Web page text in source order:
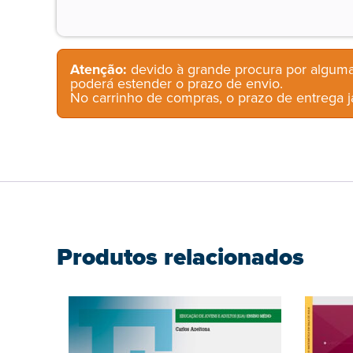
Atenção: devido à grande procura por
poderá estender o prazo de envio.
No carrinho de compras, o prazo de entrega
Produtos relacionados